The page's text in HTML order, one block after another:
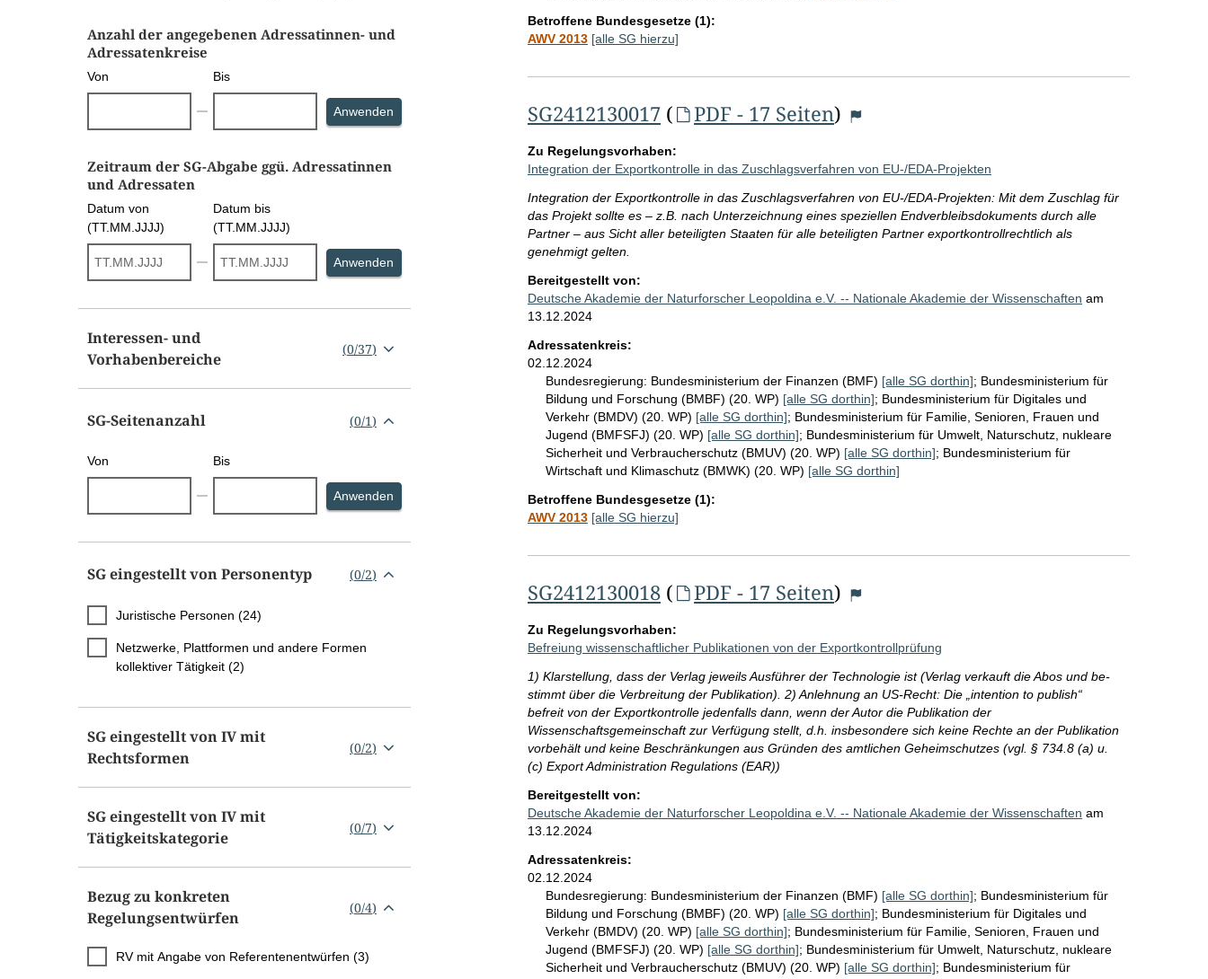
Anzahl der angegebenen Adressatinnen- und
Adressatenkreise
Von Bis
Anwenden Selektion Anzahl der angegebenen Adressatinnen- und Adressatenkreise
Zeitraum der SG-Abgabe ggü. Adressatinnen
und Adressaten
Datum von
(TT.MM.JJJJ)
Datum bis
(TT.MM.JJJJ)
Anwenden Selektion Zeitraum der SG-Abgabe ggü. Adressatinnen und Adressaten
Interessen- und
Vorhabenbereiche
(0/37)
SG-Seitenanzahl (0/1)
Von Bis
Anwenden Selektion SG-Seitenanzahl
SG eingestellt von Personentyp (0/2)
Juristische Personen (24)
Netzwerke, Plattformen und andere Formen
kollektiver Tätigkeit (2)
SG eingestellt von IV mit
Rechtsformen
(0/2)
SG eingestellt von IV mit
Tätigkeitskategorie
(0/7)
Bezug zu konkreten
Regelungsentwürfen
(0/4)
RV mit Angabe von Referentenentwürfen (3)
Betroffene Bundesgesetze (1):
AWV 2013 [alle SG hierzu]
SG2412130017( PDF - 17 Seiten)
Zu Regelungsvorhaben:
Integration der Exportkontrolle in das Zuschlagsverfahren von EU-/EDA-Projekten
Integration der Exportkontrolle in das Zuschlagsverfahren von EU-/EDA-Projekten: Mit dem Zuschlag für
das Projekt sollte es – z.B. nach Unterzeichnung eines speziellen Endverbleibsdokuments durch alle
Partner – aus Sicht aller beteiligten Staaten für alle beteiligten Partner exportkontrollrechtlich als
genehmigt gelten.
Bereitgestellt von:
Deutsche Akademie der Naturforscher Leopoldina e.V. -- Nationale Akademie der Wissenschaften am
13.12.2024
Adressatenkreis:
02.12.2024
Bundesregierung: Bundesministerium der Finanzen (BMF) [alle SG dorthin]; Bundesministerium für
Bildung und Forschung (BMBF) (20. WP) [alle SG dorthin]; Bundesministerium für Digitales und
Verkehr (BMDV) (20. WP) [alle SG dorthin]; Bundesministerium für Familie, Senioren, Frauen und
Jugend (BMFSFJ) (20. WP) [alle SG dorthin]; Bundesministerium für Umwelt, Naturschutz, nukleare
Sicherheit und Verbraucherschutz (BMUV) (20. WP) [alle SG dorthin]; Bundesministerium für
Wirtschaft und Klimaschutz (BMWK) (20. WP) [alle SG dorthin]
Betroffene Bundesgesetze (1):
AWV 2013 [alle SG hierzu]
SG2412130018( PDF - 17 Seiten)
Zu Regelungsvorhaben:
Befreiung wissenschaftlicher Publikationen von der Exportkontrollprüfung
1) Klarstellung, dass der Verlag jeweils Ausführer der Technologie ist (Verlag verkauft die Abos und be-
stimmt über die Verbreitung der Publikation). 2) Anlehnung an US-Recht: Die „intention to publish“
befreit von der Exportkontrolle jedenfalls dann, wenn der Autor die Publikation der
Wissenschaftsgemeinschaft zur Verfügung stellt, d.h. insbesondere sich keine Rechte an der Publikation
vorbehält und keine Beschränkungen aus Gründen des amtlichen Geheimschutzes (vgl. § 734.8 (a) u.
(c) Export Administration Regulations (EAR))
Bereitgestellt von:
Deutsche Akademie der Naturforscher Leopoldina e.V. -- Nationale Akademie der Wissenschaften am
13.12.2024
Adressatenkreis:
02.12.2024
Bundesregierung: Bundesministerium der Finanzen (BMF) [alle SG dorthin]; Bundesministerium für
Bildung und Forschung (BMBF) (20. WP) [alle SG dorthin]; Bundesministerium für Digitales und
Verkehr (BMDV) (20. WP) [alle SG dorthin]; Bundesministerium für Familie, Senioren, Frauen und
Jugend (BMFSFJ) (20. WP) [alle SG dorthin]; Bundesministerium für Umwelt, Naturschutz, nukleare
Sicherheit und Verbraucherschutz (BMUV) (20. WP) [alle SG dorthin]; Bundesministerium für